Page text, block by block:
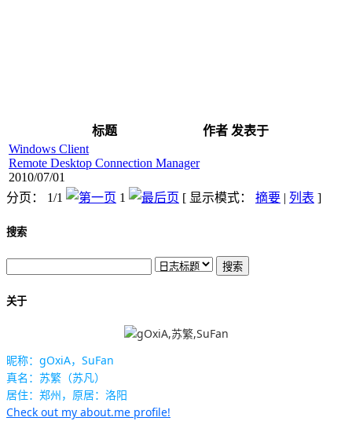
标题 作者 发表于
Windows Client
Remote Desktop Connection Manager
2010/07/01
分页： 1/1
1 [ 显示模式： 摘要 | 列表 ]
搜索
关于
昵称：gOxiA，SuFan
真名：苏繁（苏凡）
居住：郑州，原居：洛阳
Check out my about.me profile!